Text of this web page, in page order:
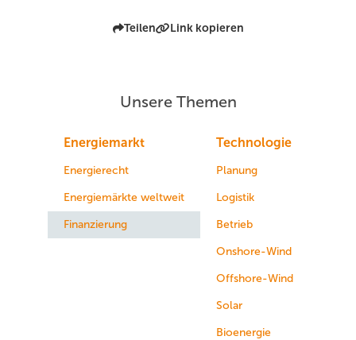
Teilen Link kopieren
Unsere Themen
Energiemarkt
Energierecht
Energiemärkte weltweit
Finanzierung
Technologie
Planung
Logistik
Betrieb
Onshore-Wind
Offshore-Wind
Solar
Bioenergie